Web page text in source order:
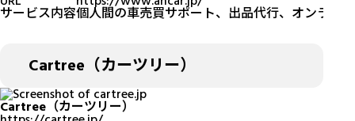
サービス内容個人間の車売買サポート、出品代行、オンライ
Cartree（カーツリー）
Cartree（カーツリー）